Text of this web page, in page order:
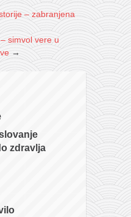
– zabranjena
simvol vere u
→
zdravlja